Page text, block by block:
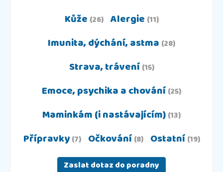
Kůže (26) Alergie (11)
Imunita, dýchání, astma (28)
Strava, trávení (15)
Emoce, psychika a chování (25)
Maminkám (i nastávajícím) (13)
Přípravky (7) Očkování (8) Ostatní (19)
Zaslat dotaz do poradny